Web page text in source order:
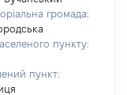
громада:
пункту:
пункт: